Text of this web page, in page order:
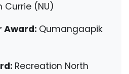
Currie (NU)
Award: Qumangaapik
Recreation North